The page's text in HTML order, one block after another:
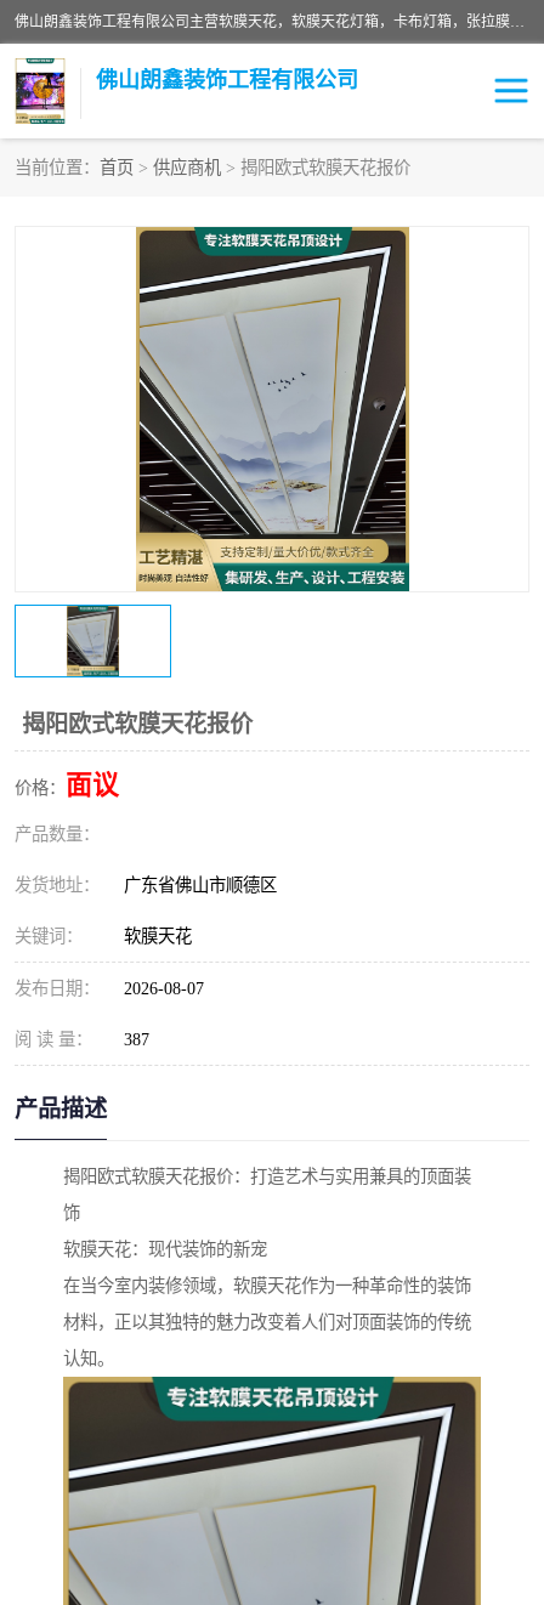
佛山朗鑫装饰工程有限公司主营软膜天花，软膜天花灯箱，卡布灯箱，张拉膜等产品，价格实惠，支持定制；公司专业装饰铺面，家居，会展特装，软膜等工程，技能精良人员，安装快、价格合理，质量保证、热诚与各方有识人士合作，欢迎新老客户来电咨询。
佛山朗鑫装饰工程有限公司
当前位置： 首页 > 供应商机 > 揭阳欧式软膜天花报价
揭阳欧式软膜天花报价
价格： 面议
产品数量：
发货地址： 广东省佛山市顺德区
关键词： 软膜天花
发布日期： 2026-08-07
阅 读 量： 387
产品描述
揭阳欧式软膜天花报价：打造艺术与实用兼具的顶面装
饰
软膜天花：现代装饰的新宠
在当今室内装修领域，软膜天花作为一种革命性的装饰
材料，正以其独特的魅力改变着人们对顶面装饰的传统
认知。
软膜吊顶